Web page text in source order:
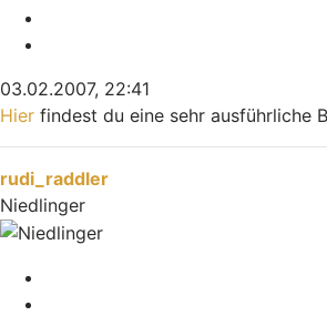
03.02.2007, 22:41
Hier findest du eine sehr ausführliche
rudi_raddler
Niedlinger